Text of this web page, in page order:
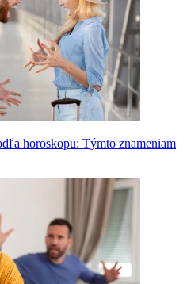
horoskopu: Týmto znameniam